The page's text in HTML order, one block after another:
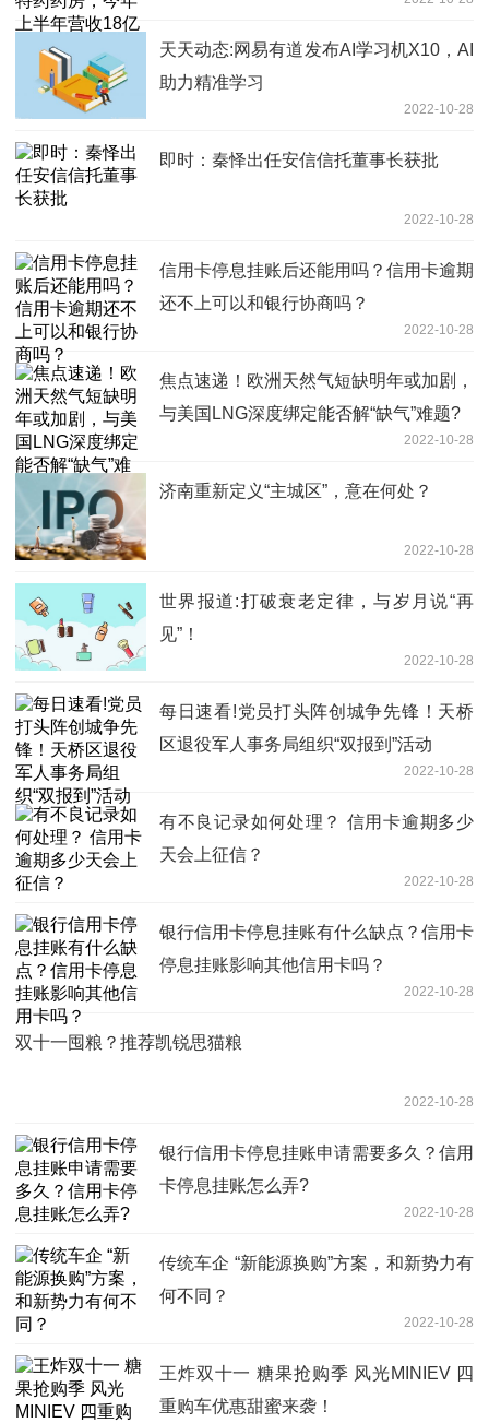
天天动态:网易有道发布AI学习机X10，AI
助力精准学习
2022-10-28
即时：秦怿出任安信信托董事长获批
2022-10-28
信用卡停息挂账后还能用吗？信用卡逾期
还不上可以和银行协商吗？
2022-10-28
焦点速递！欧洲天然气短缺明年或加剧，
与美国LNG深度绑定能否解“缺气”难题?
2022-10-28
济南重新定义“主城区”，意在何处？
2022-10-28
世界报道:打破衰老定律，与岁月说“再
见”！
2022-10-28
每日速看!党员打头阵创城争先锋！天桥
区退役军人事务局组织“双报到”活动
2022-10-28
有不良记录如何处理？ 信用卡逾期多少
天会上征信？
2022-10-28
银行信用卡停息挂账有什么缺点？信用卡
停息挂账影响其他信用卡吗？
2022-10-28
双十一囤粮？推荐凯锐思猫粮
2022-10-28
银行信用卡停息挂账申请需要多久？信用
卡停息挂账怎么弄?
2022-10-28
传统车企 “新能源换购”方案，和新势力有
何不同？
2022-10-28
王炸双十一 糖果抢购季 风光MINIEV 四
重购车优惠甜蜜来袭！